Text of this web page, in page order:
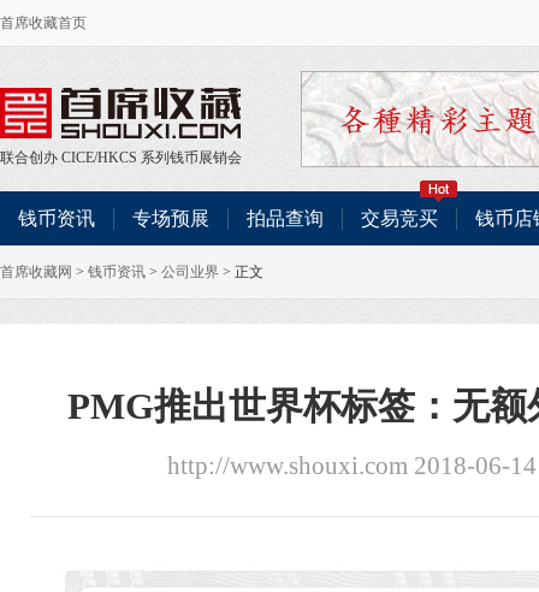
首席收藏首页
联合创办 CICE/HKCS 系列钱币展销会
钱币资讯 专场预展 拍品查询 交易竞买 钱币店
首席收藏网 > 钱币资讯 > 公司业界 > 正文
PMG推出世界杯标签：无
http://www.shouxi.com 2018-06-